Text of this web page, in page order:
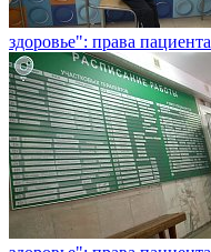
здоровье": права пациента